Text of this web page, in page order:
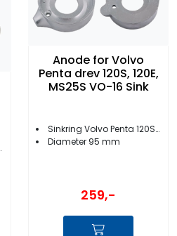
Anode for Volvo
Penta drev 120S, 120E,
MS25S VO-16 Sink
Sinkring Volvo Penta 120S/SE / MS25S drev
Diameter 95 mm
259,-